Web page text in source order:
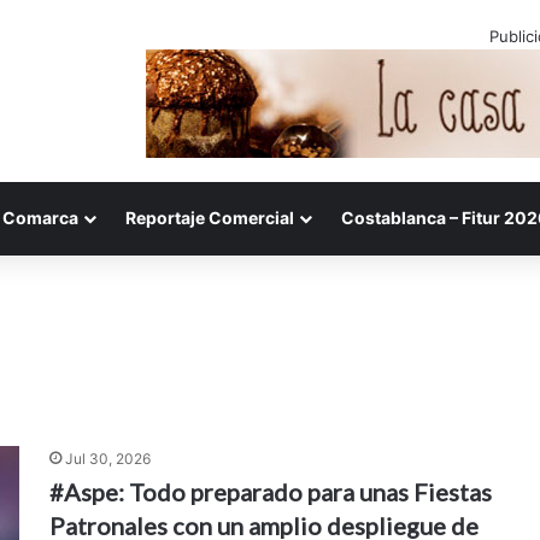
Comarca Reportaje Comercial Costablanca – Fitur
Jul 30, 2026
#Aspe: Todo preparado para unas Fiestas
Patronales con un amplio despliegue de